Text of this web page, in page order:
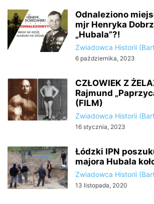
Odnaleziono
mjr Henryka
„Hubala”?!
Zwiadowca Historii
6 października, 2023
CZŁOWIEK Z
Rajmund
(FILM)
Zwiadowca Historii
16 stycznia, 2023
Łódzki IPN
majora Hubala
Zwiadowca Historii
13 listopada, 2020